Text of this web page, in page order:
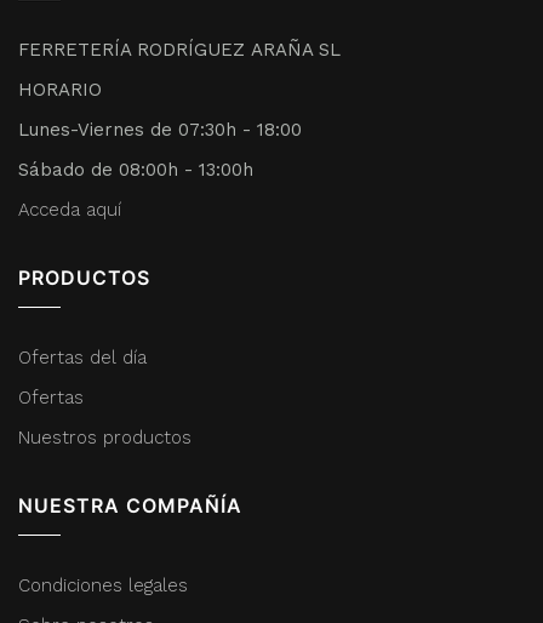
FERRETERÍA RODRÍGUEZ ARAÑA SL
HORARIO
Lunes-Viernes de 07:30h - 18:00
Sábado de 08:00h - 13:00h
Acceda aquí
PRODUCTOS
Ofertas del día
Ofertas
Nuestros productos
NUESTRA COMPAÑÍA
Condiciones legales